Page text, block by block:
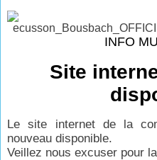
INFO
Site
Le site internet de la
nouveau disponible.
Veillez nous excuser pour